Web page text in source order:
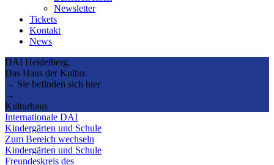
Newsletter
Tickets
Kontakt
News
DAI Heidelberg.
Das Haus der Kultur.
→ Sie befinden sich hier
→
Kulturhaus
Internationale DAI
Kindergärten und Schule
Zum Bereich wechseln
Kindergärten und Schule
Freundeskreis des